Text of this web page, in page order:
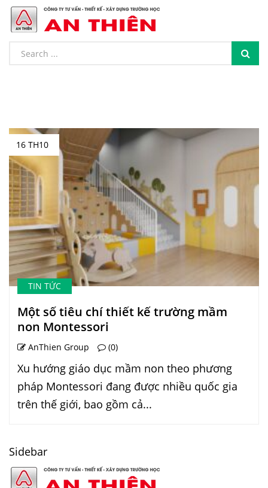
16 TH10
TIN TỨC
Một số tiêu chí thiết kế trường mầm
non Montessori
AnThien Group (0)
Xu hướng giáo dục mầm non theo phương
pháp Montessori đang được nhiều quốc gia
trên thế giới, bao gồm cả...
Sidebar